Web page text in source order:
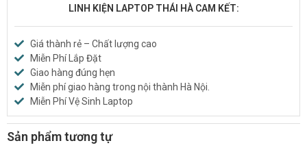
LINH KIỆN LAPTOP THÁI HÀ CAM KẾT:
Giá thành rẻ – Chất lượng cao
Miễn Phí Lắp Đặt
Giao hàng đúng hẹn
Miễn phí giao hàng trong nội thành Hà Nội.
Miễn Phí Vệ Sinh Laptop
Sản phẩm tương tự